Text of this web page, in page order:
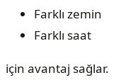
Farklı zemin
Farklı saat
için avantaj sağlar.